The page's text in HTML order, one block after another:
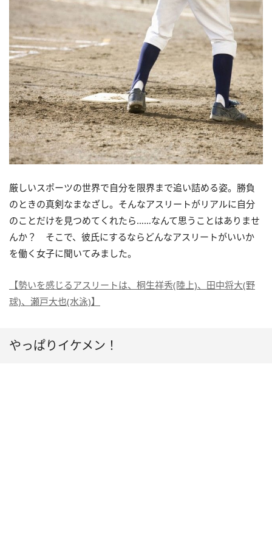
厳しいスポーツの世界で自分を限界まで追い詰める姿。勝負
のときの真剣なまなざし。そんなアスリートがリアルに自分
のことだけを見つめてくれたら……なんて思うことはありませ
んか？ そこで、彼氏にするならどんなアスリートがいいか
を働く女子に聞いてみました。
【勢いを感じるアスリートは、桐生祥秀(陸上)、田中将大(野
球)、瀬戸大也(水泳)】
やっぱりイケメン！